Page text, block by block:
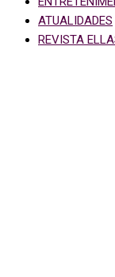
ATUALIDADES
REVISTA